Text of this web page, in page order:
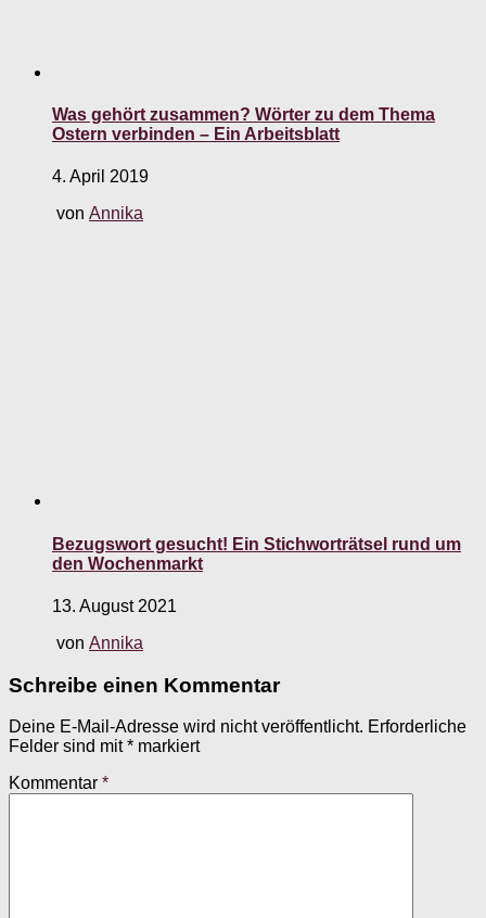
Was gehört zusammen? Wörter zu dem Thema
Ostern verbinden – Ein Arbeitsblatt
4. April 2019
von Annika
Bezugswort gesucht! Ein Stichworträtsel rund um
den Wochenmarkt
13. August 2021
von Annika
Schreibe einen Kommentar
Deine E-Mail-Adresse wird nicht veröffentlicht. Erforderliche
Felder sind mit* markiert
Kommentar *